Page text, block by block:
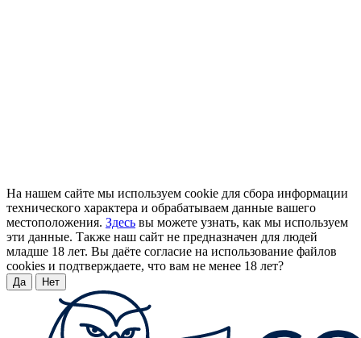
На нашем сайте мы используем cookie для сбора информации
технического характера и обрабатываем данные вашего
местоположения. Здесь вы можете узнать, как мы используем
эти данные. Также наш сайт не предназначен для людей
младше 18 лет. Вы даёте согласие на использование файлов
cookies и подтверждаете, что вам не менее 18 лет?
Да Нет